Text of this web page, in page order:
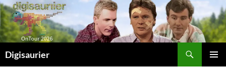
Zum
Inhalt
springen
Digisaurier